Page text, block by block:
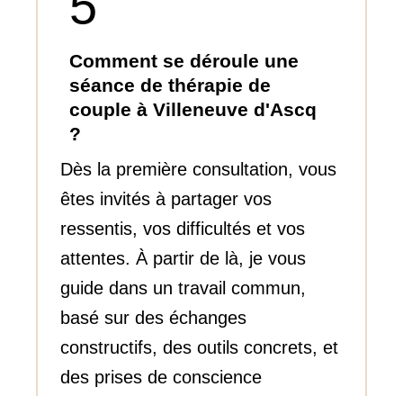
Comment se déroule une
séance de thérapie de
couple à Villeneuve d'Ascq
?
Dès la première consultation, vous
êtes invités à partager vos
ressentis, vos difficultés et vos
attentes. À partir de là, je vous
guide dans un travail commun,
basé sur des échanges
constructifs, des outils concrets, et
des prises de conscience